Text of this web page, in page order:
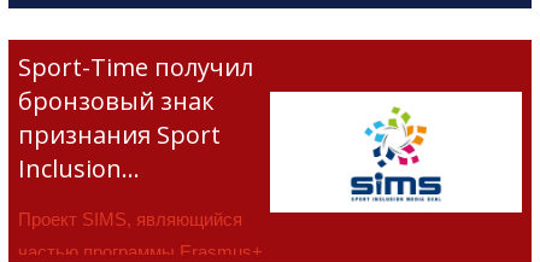
Sport-Time получил
бронзовый знак
признания Sport
Inclusion…
Проект SIMS, являющийся
частью программы Erasmus+